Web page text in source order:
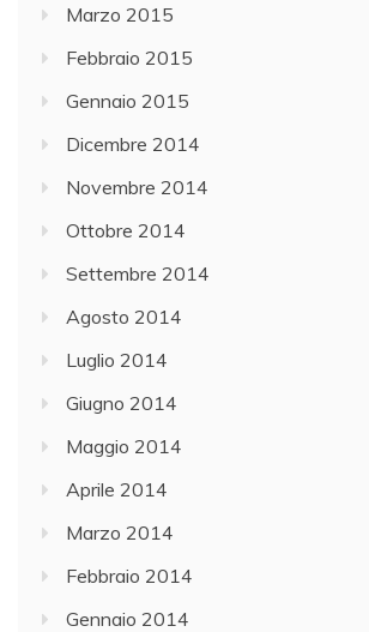
Marzo 2015
Febbraio 2015
Gennaio 2015
Dicembre 2014
Novembre 2014
Ottobre 2014
Settembre 2014
Agosto 2014
Luglio 2014
Giugno 2014
Maggio 2014
Aprile 2014
Marzo 2014
Febbraio 2014
Gennaio 2014